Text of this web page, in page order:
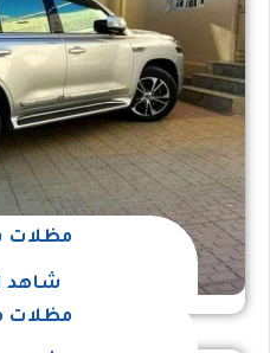
مظلات
شاهد
مظلات